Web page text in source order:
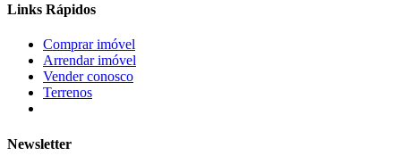
Links Rápidos
Comprar imóvel
Arrendar imóvel
Vender conosco
Terrenos
Newsletter